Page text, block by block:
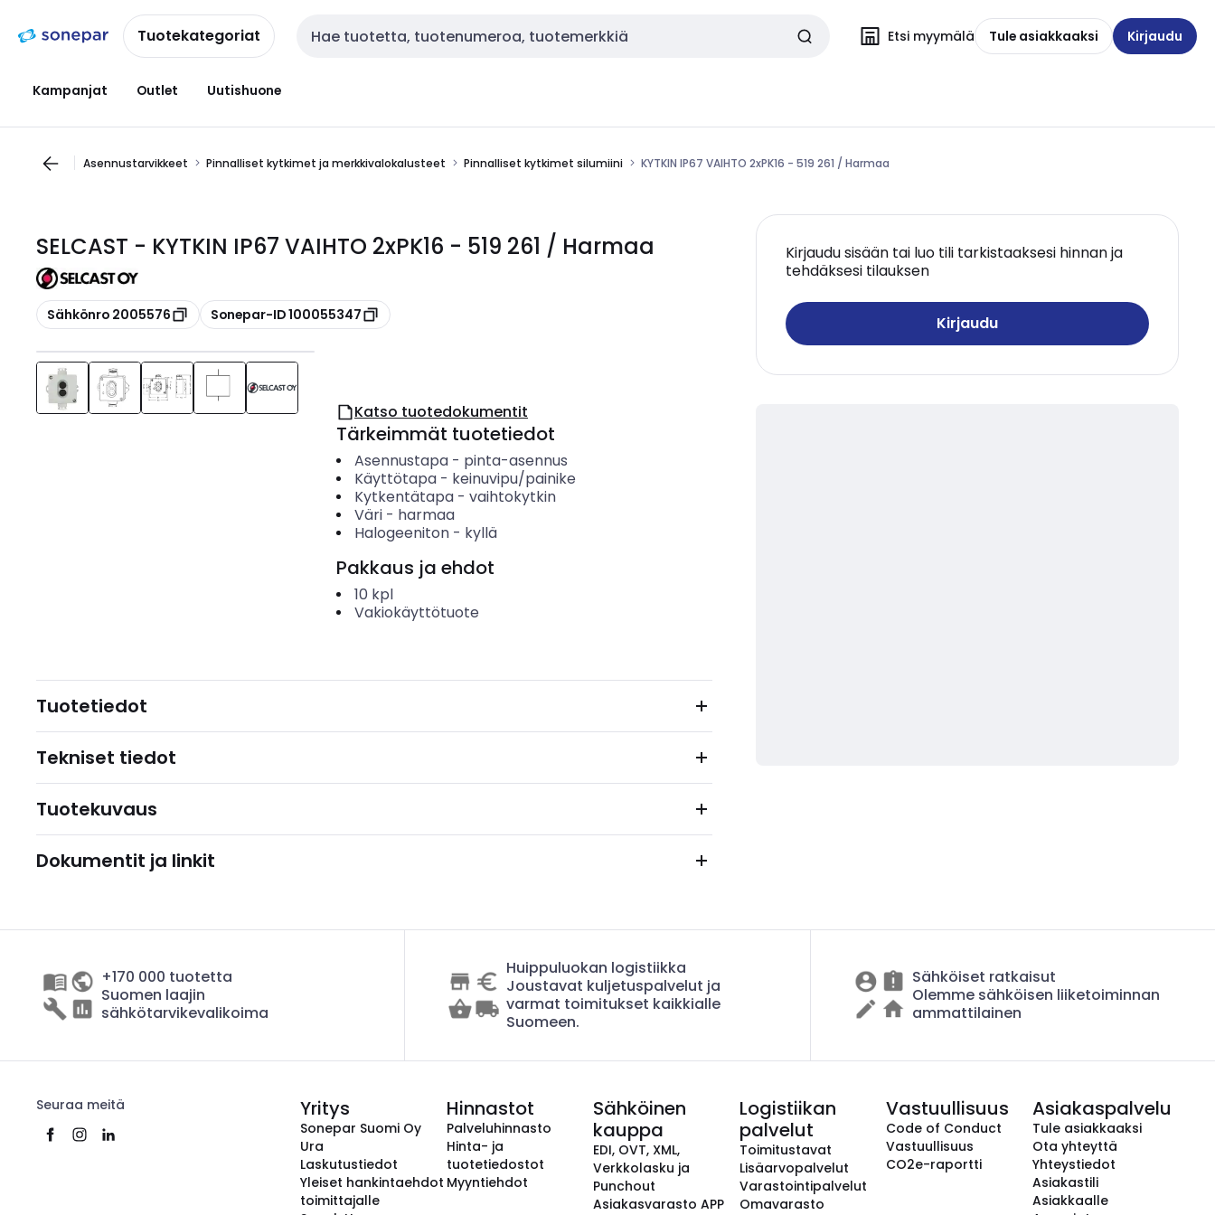
navigointiinsisältöönTuotekategoriat Haku Etsi myymälä Tule asiakkaaksi Kirjaudu
Kampanjat Outlet Uutishuone
Asennustarvikkeet Pinnalliset kytkimet ja merkkivalokalusteet Pinnalliset kytkimet silumiini KYTKIN IP67 VAIHTO 2xPK16 - 519 261 / Harmaa
SELCAST - KYTKIN IP67 VAIHTO 2xPK16 - 519 261 / Harmaa
Kopioi
Sähkönro 2005576 Kopioi
Sonepar-ID 100055347
Kirjaudu sisään tai luo tili tarkistaaksesi hinnan ja
tehdäksesi tilauksen
Kirjaudu
Katso tuotedokumentit
Tärkeimmät tuotetiedot
Asennustapa- pinta-asennus
Käyttötapa- keinuvipu/painike
Kytkentätapa- vaihtokytkin
Väri- harmaa
Halogeeniton- kyllä
Pakkaus ja ehdot
10 kpl
Vakiokäyttötuote
Tuotetiedot
Tekniset tiedot
Tuotekuvaus
Dokumentit ja linkit
+170 000 tuotetta
Suomen laajin
sähkötarvikevalikoima
Huippuluokan logistiikka
Joustavat kuljetuspalvelut ja
varmat toimitukset kaikkialle
Suomeen.
Sähköiset ratkaisut
Olemme sähköisen liiketoiminnan
ammattilainen
Seuraa meitä Yritys
Sonepar Suomi Oy
Ura
Laskutustiedot
Yleiset hankintaehdot
toimittajalle
Hinnastot
Palveluhinnasto
Hinta- ja
tuotetiedostot
Myyntiehdot
Sähköinen
kauppa
EDI, OVT, XML,
Verkkolasku ja
Punchout
Asiakasvarasto APP
Logistiikan
palvelut
Toimitustavat
Lisäarvopalvelut
Varastointipalvelut
Omavarasto
Vastuullisuus
Code of Conduct
Vastuullisuus
CO2e-raportti
Asiakaspalvelu
Tule asiakkaaksi
Ota yhteyttä
Yhteystiedot
Asiakastili
Asiakkaalle